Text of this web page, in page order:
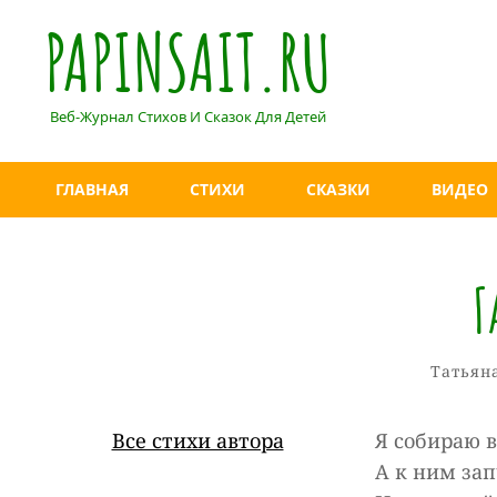
PAPINSAIT.RU
Веб-Журнал Стихов И Сказок Для Детей
ГЛАВНАЯ СТИХИ СКАЗКИ ВИДЕО
Все стихи автора
Я собираю
А к ним